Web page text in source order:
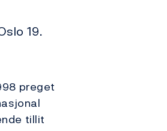
19.
preget
tillit